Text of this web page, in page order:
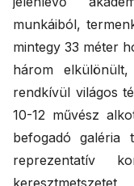
munkáiból,
mintegy 33 méter
három
rendkívül világos
10-12 művész
befogadó galéria
reprezentatív